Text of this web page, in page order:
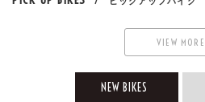
VIEW MORE
NEW BIKES